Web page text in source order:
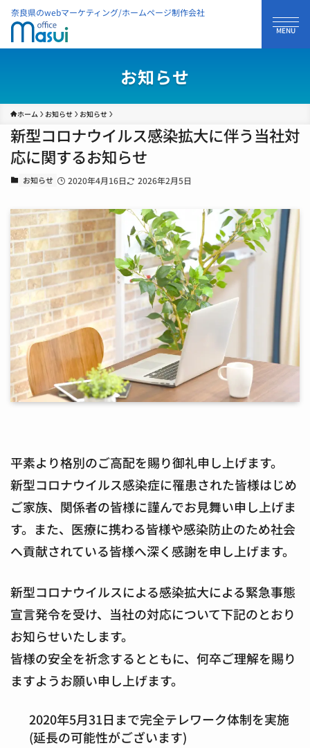
奈良県のwebマーケティング/ホームページ制作会社
お知らせ
ホーム お知らせ お知らせ
新型コロナウイルス感染拡大に伴う当社対
応に関するお知らせ
お知らせ 2020年4月16日 2026年2月5日
平素より格別のご高配を賜り御礼申し上げます。
新型コロナウイルス感染症に罹患された皆様はじめ
ご家族、関係者の皆様に謹んでお見舞い申し上げま
す。また、医療に携わる皆様や感染防止のため社会
へ貢献されている皆様へ深く感謝を申し上げます。
新型コロナウイルスによる感染拡大による緊急事態
宣言発令を受け、当社の対応について下記のとおり
お知らせいたします。
皆様の安全を祈念するとともに、何卒ご理解を賜り
ますようお願い申し上げます。
2020年5月31日まで完全テレワーク体制を実施
(延長の可能性がございます)